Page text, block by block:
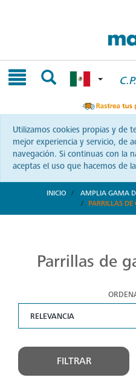
C.P.
Utilizamos cookies propias y de
mejor experiencia y servicio, de
navegación. Si continuas con la
aceptas el uso que hacemos de
INICIO
AMPLIA GAMA
PARRILLAS DE
Parrillas de
FILTRAR